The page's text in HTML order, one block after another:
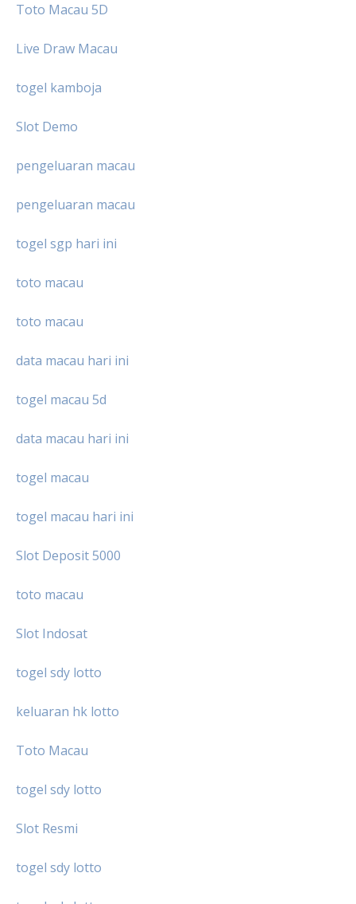
Toto Macau 5D
Live Draw Macau
togel kamboja
Slot Demo
pengeluaran macau
pengeluaran macau
togel sgp hari ini
toto macau
toto macau
data macau hari ini
togel macau 5d
data macau hari ini
togel macau
togel macau hari ini
Slot Deposit 5000
toto macau
Slot Indosat
togel sdy lotto
keluaran hk lotto
Toto Macau
togel sdy lotto
Slot Resmi
togel sdy lotto